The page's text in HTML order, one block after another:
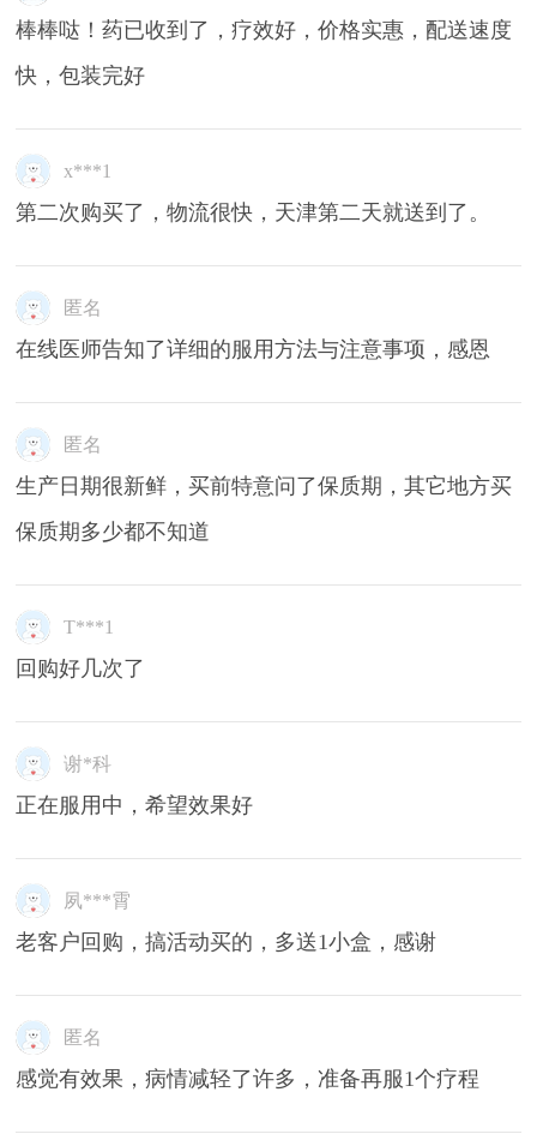
棒棒哒！药已收到了，疗效好，价格实惠，配送速度
快，包装完好
x***1
第二次购买了，物流很快，天津第二天就送到了。
匿名
在线医师告知了详细的服用方法与注意事项，感恩
匿名
生产日期很新鲜，买前特意问了保质期，其它地方买
保质期多少都不知道
T***1
回购好几次了
谢*科
正在服用中，希望效果好
夙***霄
老客户回购，搞活动买的，多送1小盒，感谢
匿名
感觉有效果，病情减轻了许多，准备再服1个疗程